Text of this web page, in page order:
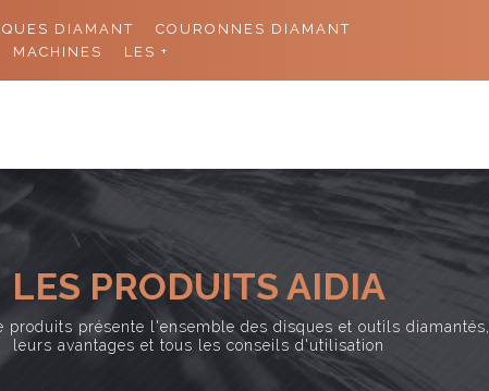
LES PRODUITS AIDIA
produits présente l'ensemble des disques et outils diamantés,
leurs avantages et tous les conseils d'utilisation
DIAMANT
COURONNES DIAMANT
MACHINES LES +